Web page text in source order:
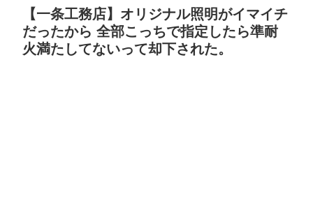
【一条工務店】オリジナル照明がイマイチ
だったから 全部こっちで指定したら準耐
火満たしてないって却下された。